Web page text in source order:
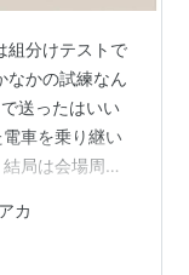
組分けテストで
なかの試練なん
送ったはいい
車を乗り継い
局は会場周辺
いかかる予定
けることくら
カ